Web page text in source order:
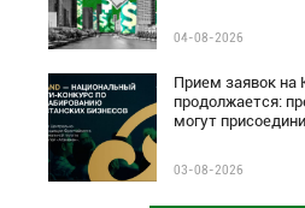
04-08-2026
Прием заявок на
продолжается:
могут
03-08-2026